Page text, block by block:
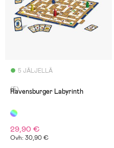
5 JÄLJELLÄ
(5)
Ravensburger Labyrinth
29,90 €
Ovh: 30,90 €